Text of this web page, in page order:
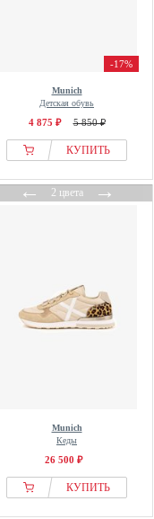
-17%
Munich
Детская обувь
4 875 ₽ 5 850 ₽
КУПИТЬ
←2 цвета→
Munich
Кеды
26 500 ₽
КУПИТЬ